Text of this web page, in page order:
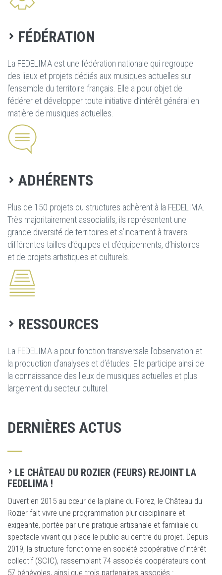
FÉDÉRATION
La FEDELIMA est une fédération nationale qui regroupe
des lieux et projets dédiés aux musiques actuelles sur
l’ensemble du territoire français. Elle a pour objet de
fédérer et développer toute initiative d’intérêt général en
matière de musiques actuelles.
ADHÉRENTS
Plus de 150 projets ou structures adhèrent à la FEDELIMA.
Très majoritairement associatifs, ils représentent une
grande diversité de territoires et s’incarnent à travers
différentes tailles d’équipes et d’équipements, d’histoires
et de projets artistiques et culturels.
RESSOURCES
La FEDELIMA a pour fonction transversale l’observation et
la production d’analyses et d’études. Elle participe ainsi de
la connaissance des lieux de musiques actuelles et plus
largement du secteur culturel.
DERNIÈRES ACTUS
LE CHÂTEAU DU ROZIER (FEURS) REJOINT LA
FEDELIMA !
Ouvert en 2015 au cœur de la plaine du Forez, le Château du
Rozier fait vivre une programmation pluridisciplinaire et
exigeante, portée par une pratique artisanale et familiale du
spectacle vivant qui place le public au centre du projet. Depuis
2019, la structure fonctionne en société coopérative d’intérêt
collectif (SCIC), rassemblant 74 associés coopérateurs dont
57 bénévoles, ainsi que trois partenaires associés :